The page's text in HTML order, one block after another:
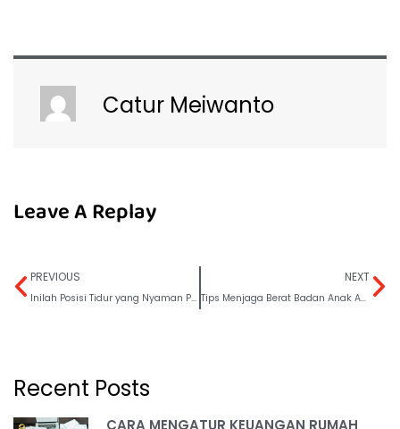
Catur Meiwanto
Leave A Replay
PREVIOUS
Inilah Posisi Tidur yang Nyaman Pasca Sunat
NEXT
Tips Menjaga Berat Badan Anak Agar Tidak Obesitas
Recent Posts
CARA MENGATUR KEUANGAN RUMAH